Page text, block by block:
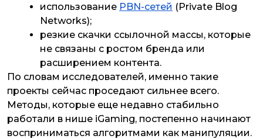
использование PBN-сетей (Private Blog
Networks);
резкие скачки ссылочной массы, которые
не связаны с ростом бренда или
расширением контента.
По словам исследователей, именно такие
проекты сейчас проседают сильнее всего.
Методы, которые еще недавно стабильно
работали в нише iGaming, постепенно начинают
восприниматься алгоритмами как манипуляции.